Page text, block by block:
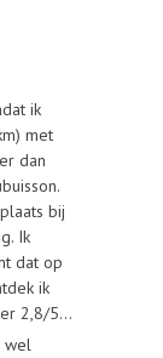
ik
met
dan
bij
Ik
dat op
ik
2,8/5…
wel